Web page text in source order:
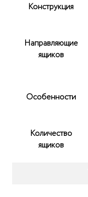
Конструкция
Направляющие
ящиков
Особенности
Количество
ящиков